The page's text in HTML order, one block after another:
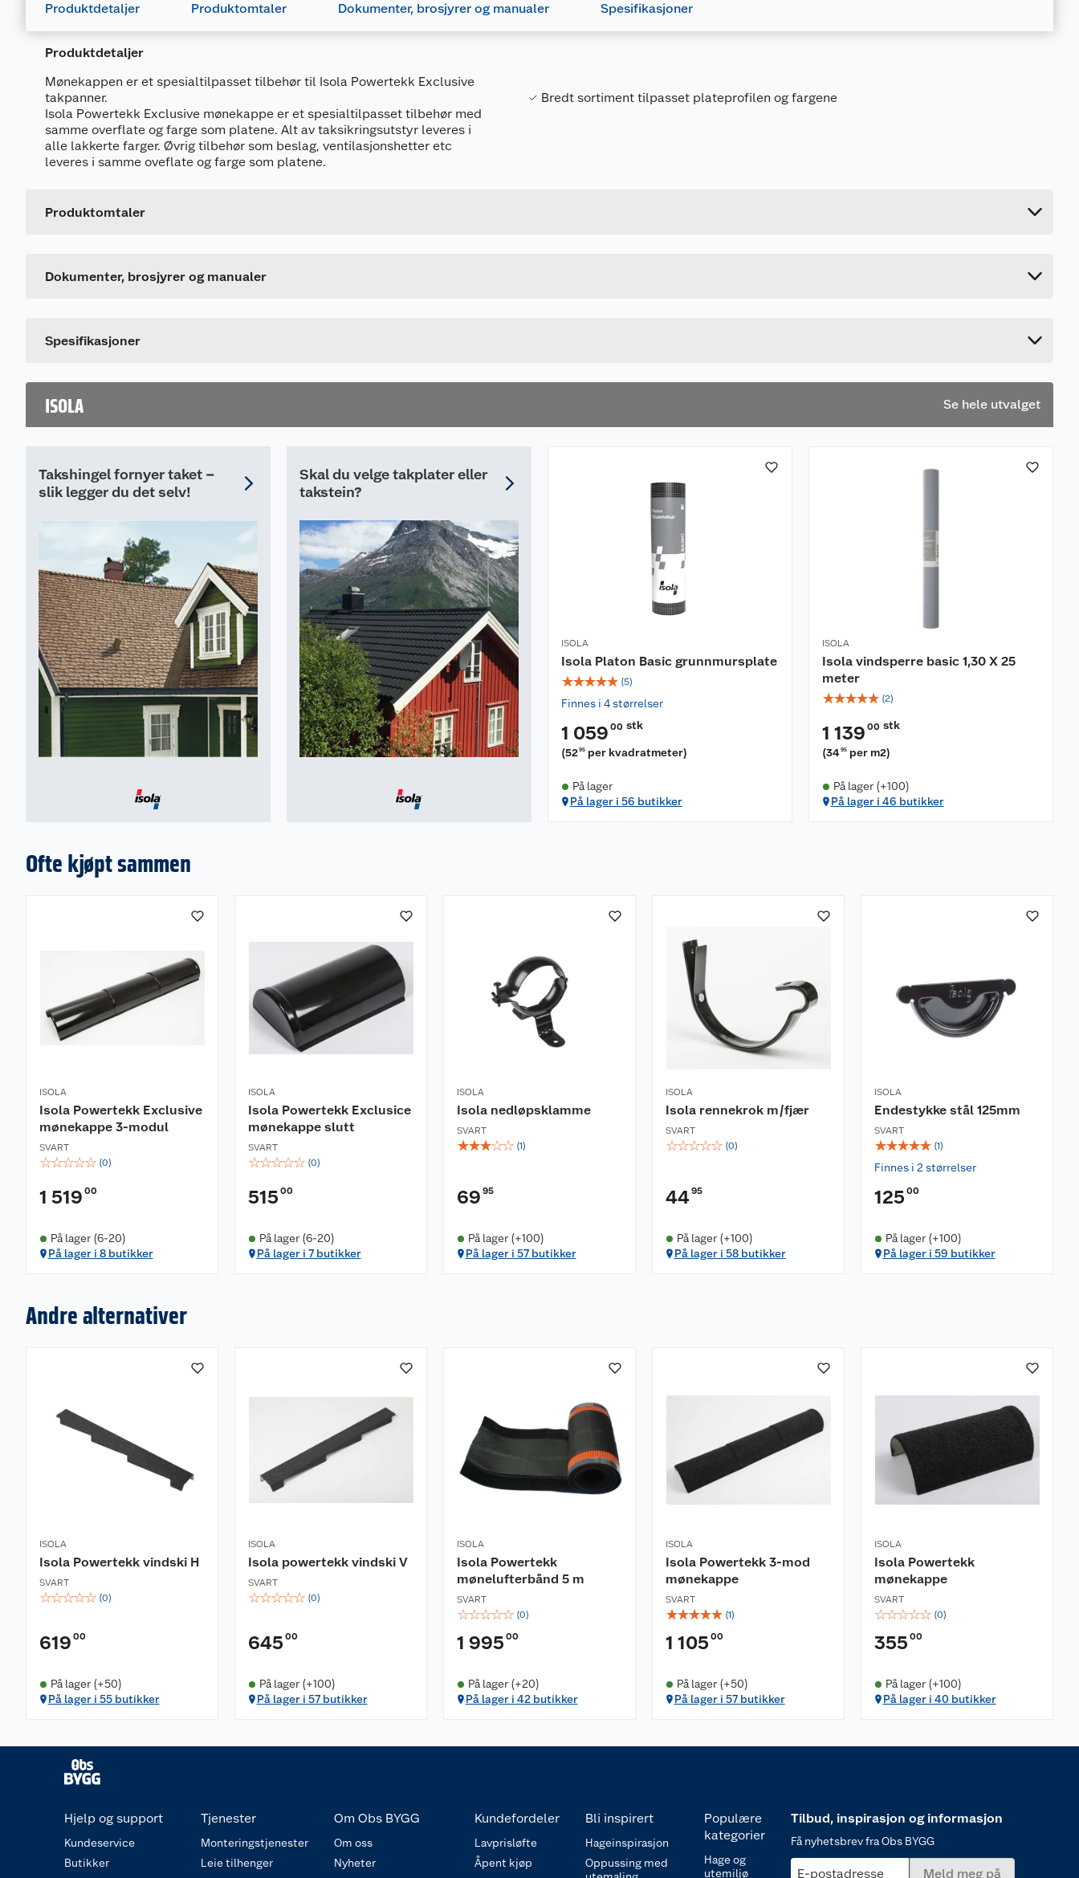
Produktdetaljer Produktomtaler Dokumenter, brosjyrer og manualer Spesifikasjoner
Produktdetaljer
Mønekappen er et spesialtilpasset tilbehør til Isola Powertekk Exclusive
takpanner.
Isola Powertekk Exclusive mønekappe er et spesialtilpasset tilbehør med
samme overflate og farge som platene. Alt av taksikringsutstyr leveres i
alle lakkerte farger. Øvrig tilbehør som beslag, ventilasjonshetter etc
leveres i samme oveflate og farge som platene.
Bredt sortiment tilpasset plateprofilen og fargene
Produktomtaler
Dokumenter, brosjyrer og manualer
Spesifikasjoner
Leverandørens artikkelnummer
ISOLA Se hele utvalget
Takshingel fornyer taket –
slik legger du det selv!
Skal du velge takplater eller
takstein?
ISOLA
Isola Platon Basic grunnmursplate
☆☆☆☆☆ (5)
Finnes i 4 størrelser
1 059 00 stk
(5295 per kvadratmeter)
På lager
På lager i 56 butikker
ISOLA
Isola vindsperre basic 1,30 X 25
meter
☆☆☆☆☆ (2)
1 139 00 stk
(34 95 per m2)
På lager (+100)
På lager i 46 butikker
Ofte kjøpt sammen
ISOLA
Isola Powertekk Exclusive
mønekappe 3-modul
SVART
☆☆☆☆☆ (0)
1 519 00
På lager (6-20)
På lager i 8 butikker
ISOLA
Isola Powertekk Exclusice
mønekappe slutt
SVART
☆☆☆☆☆ (0)
515 00
På lager (6-20)
På lager i 7 butikker
ISOLA
Isola nedløpsklamme
SVART
☆☆☆☆☆ (1)
69 95
På lager (+100)
På lager i 57 butikker
ISOLA
Isola rennekrok m/fjær
SVART
☆☆☆☆☆ (0)
4495
På lager (+100)
På lager i 58 butikker
ISOLA
Endestykke stål 125mm
SVART
☆☆☆☆☆ (1)
Finnes i 2 størrelser
125 00
På lager (+100)
På lager i 59 butikker
Andre alternativer
ISOLA
Isola Powertekk vindski H
SVART
☆☆☆☆☆ (0)
619 00
På lager (+50)
På lager i 55 butikker
ISOLA
Isola powertekk vindski V
SVART
☆☆☆☆☆ (0)
645 00
På lager (+100)
På lager i 57 butikker
ISOLA
Isola Powertekk
mønelufterbånd 5 m
SVART
☆☆☆☆☆ (0)
1 995 00
På lager (+20)
På lager i 42 butikker
ISOLA
Isola Powertekk 3-mod
mønekappe
SVART
☆☆☆☆☆ (1)
1 105 00
På lager (+50)
På lager i 57 butikker
ISOLA
Isola Powertekk
mønekappe
SVART
☆☆☆☆☆ (0)
355 00
På lager (+100)
På lager i 40 butikker
Hjelp og support
Kundeservice
Butikker
Tjenester
Monteringstjenester
Leie tilhenger
Om Obs BYGG
Om oss
Nyheter
Kundefordeler
Lavprisløfte
Åpent kjøp
Bli inspirert
Hageinspirasjon
Oppussing med
Populære
kategorier
Hage og
utemiljø
Tilbud, inspirasjon og informasjon
Få nyhetsbrev fra Obs BYGG
E-postadresse Meld meg på